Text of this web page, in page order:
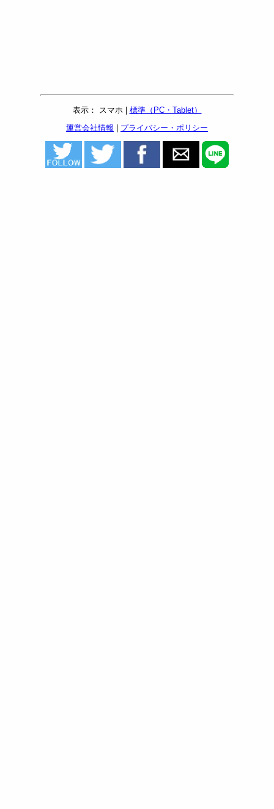
表示： スマホ | 標準（PC・Tablet）
運営会社情報
プライバシー・ポリシー